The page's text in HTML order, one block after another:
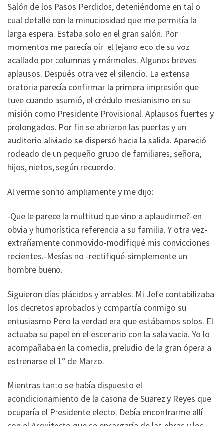
Salón de los Pasos Perdidos, deteniéndome en tal o
cual detalle con la minuciosidad que me permitía la
larga espera. Estaba solo en el gran salón. Por
momentos me parecía oír el lejano eco de su voz
acallado por columnas y mármoles. Algunos breves
aplausos. Después otra vez el silencio. La extensa
oratoria parecía confirmar la primera impresión que
tuve cuando asumió, el crédulo mesianismo en su
misión como Presidente Provisional. Aplausos fuertes y
prolongados. Por fin se abrieron las puertas y un
auditorio aliviado se dispersó hacia la salida. Apareció
rodeado de un pequeño grupo de familiares, señora,
hijos, nietos, según recuerdo.
Al verme sonrió ampliamente y me dijo:
-Que le parece la multitud que vino a aplaudirme?-en
obvia y humorística referencia a su familia. Y otra vez-
extrañamente conmovido-modifiqué mis convicciones
recientes.-Mesías no -rectifiqué-simplemente un
hombre bueno.
Siguieron días plácidos y amables. Mi Jefe contabilizaba
los decretos aprobados y compartía conmigo su
entusiasmo Pero la verdad era que estábamos solos. El
actuaba su papel en el escenario con la sala vacía. Yo lo
acompañaba en la comedia, preludio de la gran ópera a
estrenarse el 1° de Marzo.
Mientras tanto se había dispuesto el
acondicionamiento de la casona de Suarez y Reyes que
ocuparía el Presidente electo. Debía encontrarme allí